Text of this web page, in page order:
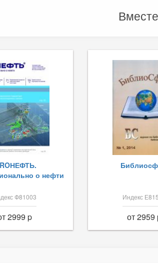
о нефти
Ф81003
2999 p
Индекс
от 2959